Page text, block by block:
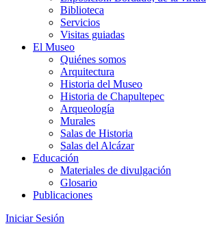
Biblioteca
Servicios
Visitas guiadas
El Museo
Quiénes somos
Arquitectura
Historia del Museo
Historia de Chapultepec
Arqueología
Murales
Salas de Historia
Salas del Alcázar
Educación
Materiales de divulgación
Glosario
Publicaciones
Iniciar Sesión